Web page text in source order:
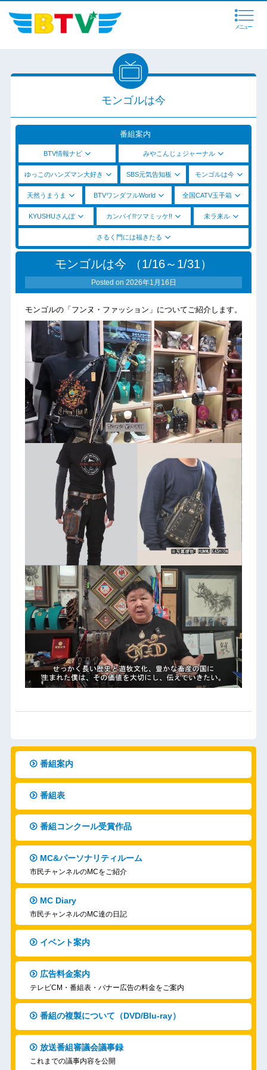
メニュー
モンゴルは今
番組案内
BTV情報ナビ みやこんじょジャーナル
ゆっこのハンズマン大好き SBS元気告知板 モンゴルは今
天然うまうま BTVワンダフルWorld 全国CATV玉手箱
KYUSHUさんぽ カンパイ!!ツマミッケ!! 未ラ来ル
さるく門には福きたる
モンゴルは今 （1/16～1/31）
Posted on 2026年1月16日
モンゴルの「フンヌ・ファッション」についてご紹介します。
番組案内
番組表
番組コンクール受賞作品
MC&パーソナリティルーム
市民チャンネルのMCをご紹介
MC Diary
市民チャンネルのMC達の日記
イベント案内
広告料金案内
テレビCM・番組表・バナー広告の料金をご案内
番組の複製について（DVD/Blu-ray）
放送番組審議会議事録
これまでの議事内容を公開